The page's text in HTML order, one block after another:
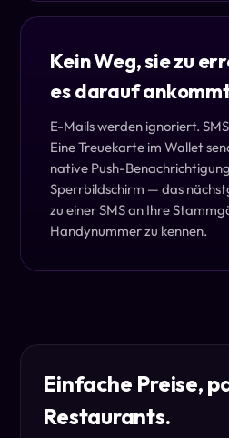
Kein Weg, sie zu
es darauf
E-Mails werden ignoriert.
Eine Treuekarte im Wallet
native Push-
Sperrbildschirm — das
zu einer SMS an Ihre
Handynummer zu kennen.
Einfache Preise,
Restaurants.